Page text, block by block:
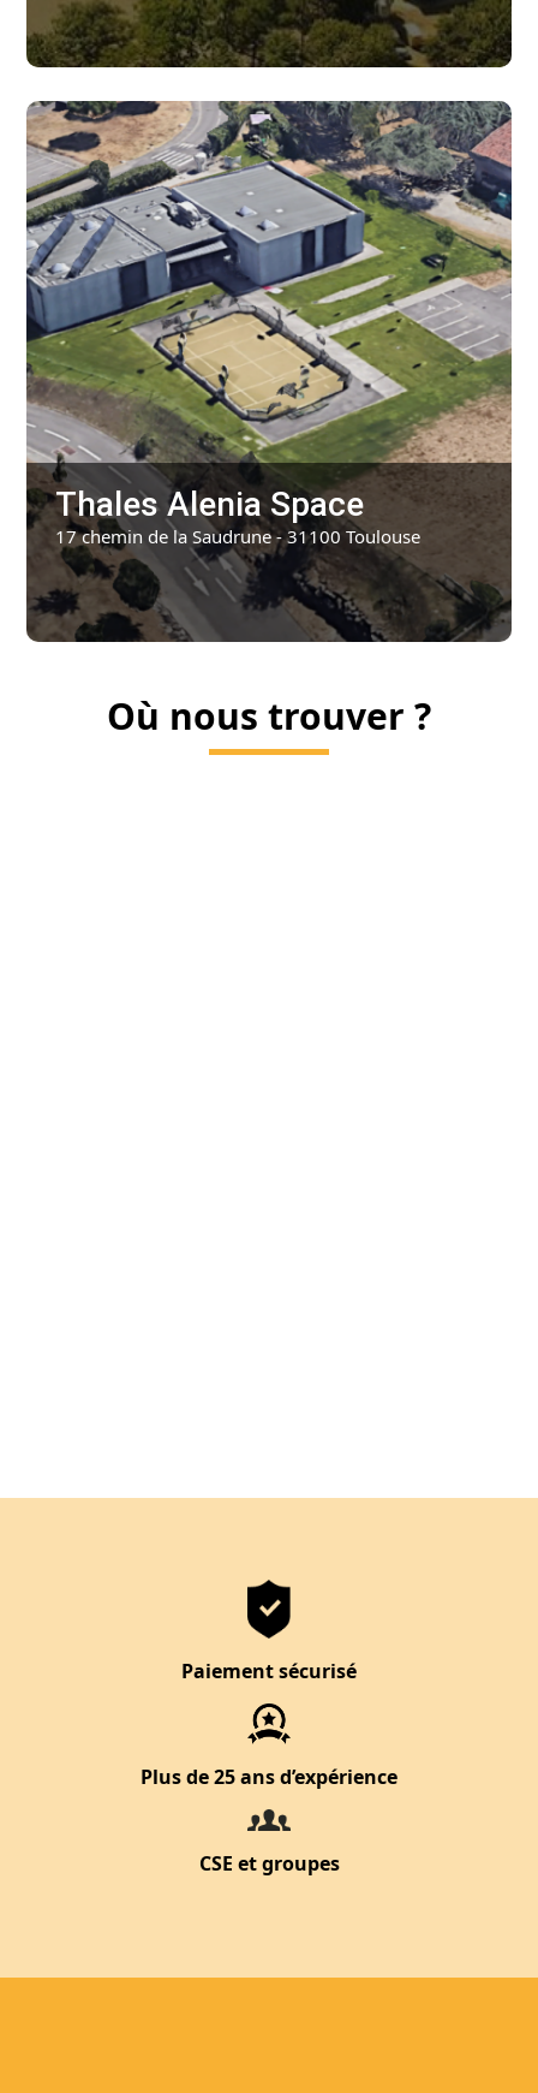
Thales Alenia Space
17 chemin de la Saudrune - 31100 Toulouse
Où nous trouver ?
Paiement sécurisé
Plus de 25 ans d’expérience
CSE et groupes